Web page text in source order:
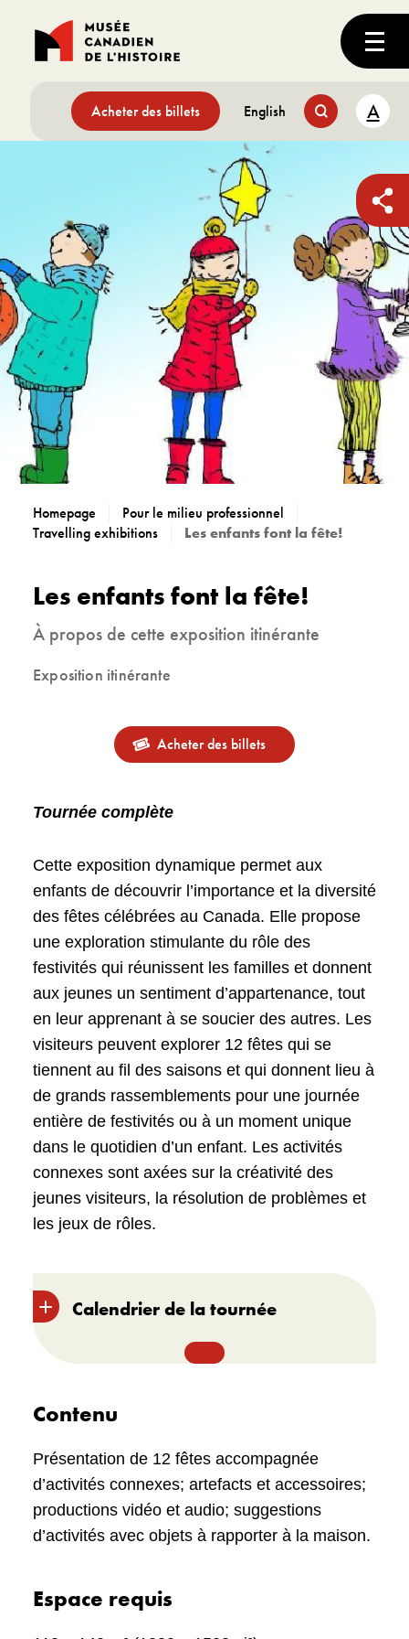
Acheter des billets English A
Homepage
Pour le milieu professionnel
Travelling exhibitions
Les enfants font la fête!
Les enfants font la fête!
À propos de cette exposition itinérante
Exposition itinérante
Acheter des billets
Tournée complète
Cette exposition dynamique permet aux
enfants de découvrir l’importance et la diversité
des fêtes célébrées au Canada. Elle propose
une exploration stimulante du rôle des
festivités qui réunissent les familles et donnent
aux jeunes un sentiment d’appartenance, tout
en leur apprenant à se soucier des autres. Les
visiteurs peuvent explorer 12 fêtes qui se
tiennent au fil des saisons et qui donnent lieu à
de grands rassemblements pour une journée
entière de festivités ou à un moment unique
dans le quotidien d’un enfant. Les activités
connexes sont axées sur la créativité des
jeunes visiteurs, la résolution de problèmes et
les jeux de rôles.
Calendrier de la tournée
Heritage Park Historical Village,
28 fevrier 2026
Musée POP , Trois-Rivières (Qc) |
mai 2024 – 14 septembre 2024
Timmins Museum: National
Exhibition Center , Timmins (Ont.)
seulement) |
Contenu
Présentation de 12 fêtes accompagnée
d’activités connexes; artefacts et accessoires;
productions vidéo et audio; suggestions
d’activités avec objets à rapporter à la maison.
Espace requis